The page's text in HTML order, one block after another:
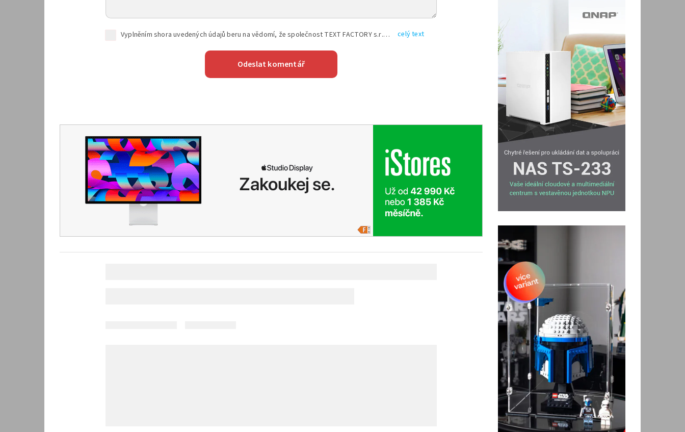
Vyplněním shora uvedených údajů beru na vědomí, že společnost TEXT FACTORY s.r.o., sídlem Brno, Durďákova 336/29, Černá Pole, PSČ: 613 00, IČ: 06157831, zapsané u Krajského soudu v Brně, oddíl C, vložka 100399, bude zpracovávat mé osobní údaje uvedené v rámci mnou vyplněného registračního formuláře na základě oprávněných zájmů TEXT FACTORY s.r.o. dle čl. 6 odst. 1 písm. f) GDPR a pro splnění právních povinností (čl. 6 odst. 1 písm. c) GDPR), a to pro tyto účely: nezbytnost zajistit oprávnění návštěvníka webových stránek provozovaných společností TEXT FACTORY s.r.o. přispívat aktivně ke zveřejněným článkům nebo v rámci diskusních fór a výkon práv TEXT FACTORY s.r.o. jako administrátora těchto diskusních fór. Více informací o zpracování osobních údajů a právech lze nalézt v celý text